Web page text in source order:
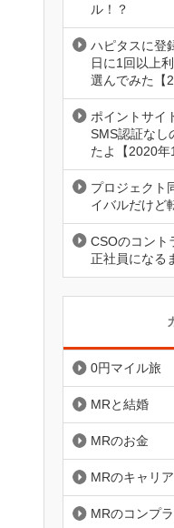
ル！？
ハピタスに登
日に1回以上
選んでみた【
ポイントサイ
SMS認証なし
たよ【2020年
プロジェクト
イバルだけど
CSOのコント
正社員になる
0円マイル旅
MRと結婚
MRのお金
MRのキャリア
MRのコンプ